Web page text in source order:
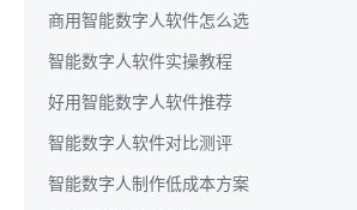
商用智能数字人软件怎么选
智能数字人软件实操教程
好用智能数字人软件推荐
智能数字人软件对比测评
智能数字人制作低成本方案